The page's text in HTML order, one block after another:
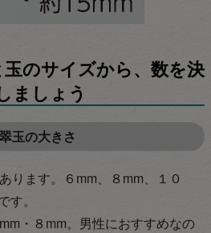
のサイズから、数を決
ましょう
玉の大きさ
ります。６mm、８mm、１０
。
・８mm。男性におすすめなの